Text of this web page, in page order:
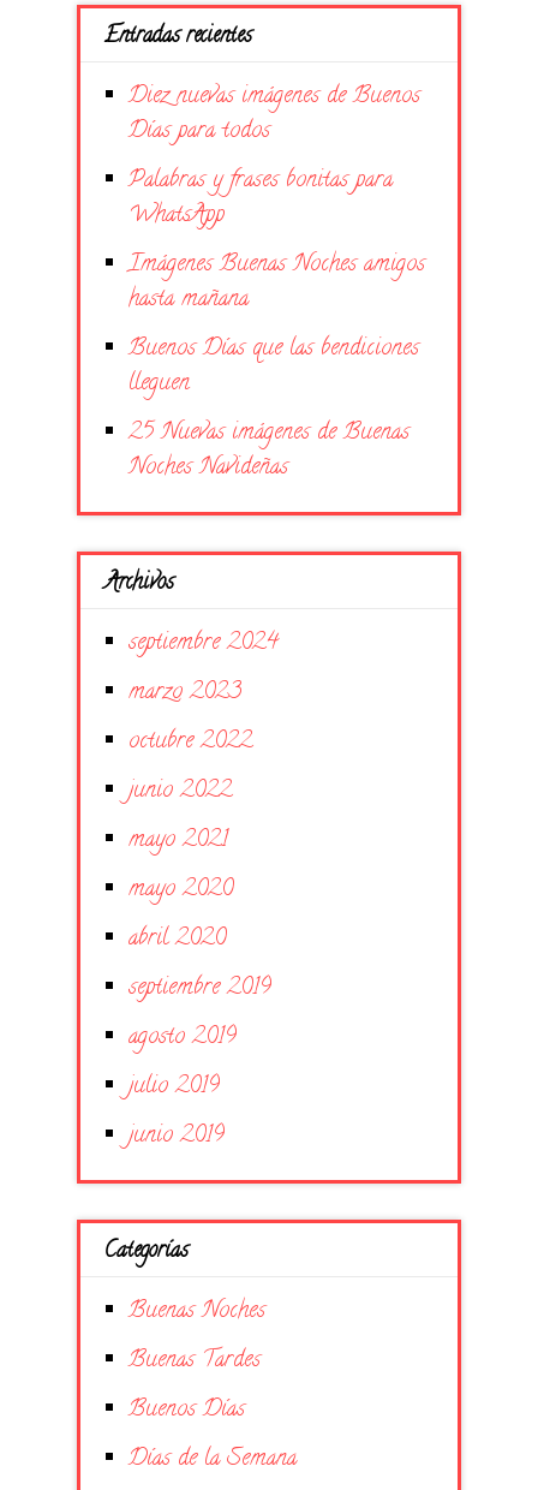
Entradas recientes
Diez nuevas imágenes de Buenos
Días para todos
Palabras y frases bonitas para
WhatsApp
Imágenes Buenas Noches amigos
hasta mañana
Buenos Días que las bendiciones
lleguen
25 Nuevas imágenes de Buenas
Noches Navideñas
Archivos
septiembre 2024
marzo 2023
octubre 2022
junio 2022
mayo 2021
mayo 2020
abril 2020
septiembre 2019
agosto 2019
julio 2019
junio 2019
Categorías
Buenas Noches
Buenas Tardes
Buenos Días
Días de la Semana